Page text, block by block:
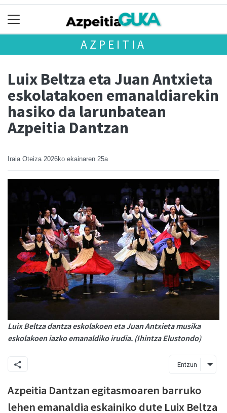
AZPEITIA
Luix Beltza eta Juan Antxieta
eskolatakoen emanaldiarekin
hasiko da larunbatean
Azpeitia Dantzan
Iraia Oteiza 2026ko ekainaren 25a
Luix Beltza dantza eskolakoen eta Juan Antxieta musika
eskolakoen iazko emanaldiko irudia. (Ihintza Elustondo)
Entzun
Azpeitia Dantzan egitasmoaren barruko
lehen emanaldia eskainiko dute Luix Beltza